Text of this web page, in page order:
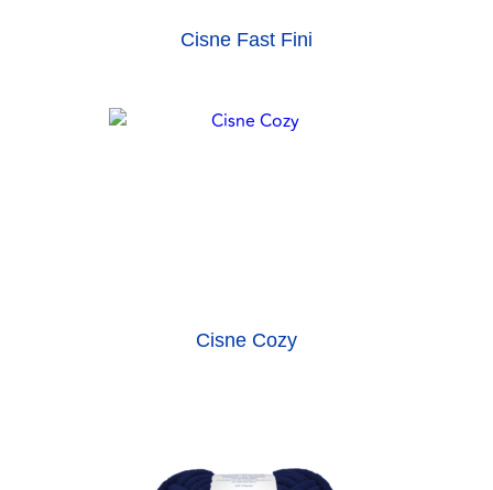
Cisne Fast Fini
Cisne Cozy